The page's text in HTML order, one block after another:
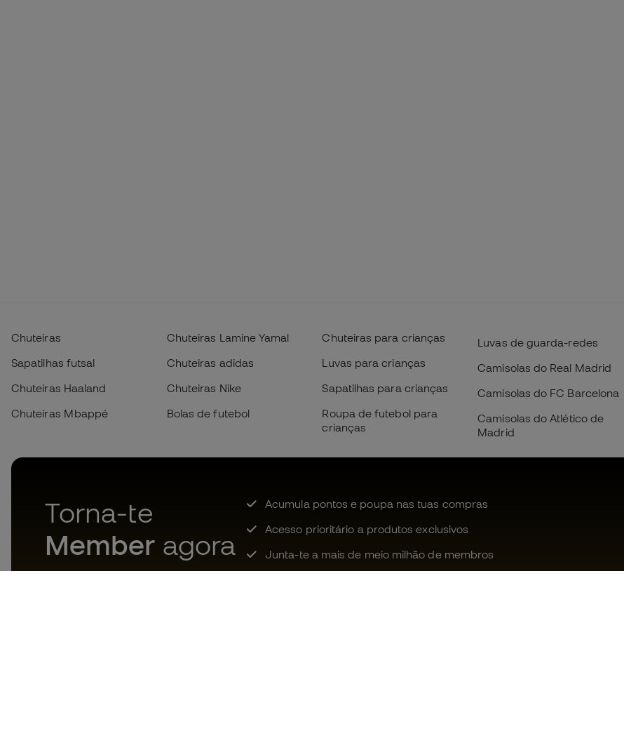
Chuteiras
Sapatilhas futsal
Chuteiras Haaland
Chuteiras Mbappé
Chuteiras Lamine Yamal
Chuteiras adidas
Chuteiras Nike
Bolas de futebol
Chuteiras para crianças
Luvas para crianças
Sapatilhas para crianças
Roupa de futebol para
crianças
Luvas de guarda-redes
Camisolas do Real Madrid
Camisolas do FC Barcelona
Camisolas do Atlético de
Madrid
Torna-te
Member agora
Acumula pontos e poupa nas tuas compras
Acesso prioritário a produtos exclusivos
Junta-te a mais de meio milhão de membros